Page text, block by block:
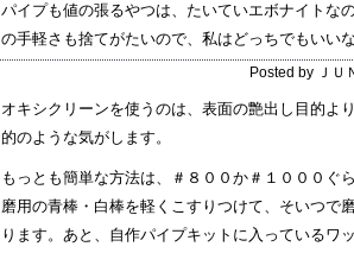
パイプも値の張るやつは、たいていエボナイトな
の手軽さも捨てがたいので、私はどっちでもいい
Posted by ＪＵ
オキシクリーンを使うのは、表面の艶出し目的よ
的のような気がします。
もっとも簡単な方法は、＃８００か＃１０００ぐ
磨用の青棒・白棒を軽くこすりつけて、そいつで
ります。あと、自作パイプキットに入っているワ